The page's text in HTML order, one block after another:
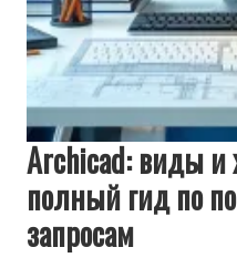
Archicad: виды и
полный гид по
запросам